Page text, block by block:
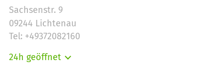
Sachsenstr. 9
09244 Lichtenau
Tel: +49372082160
24h geöffnet